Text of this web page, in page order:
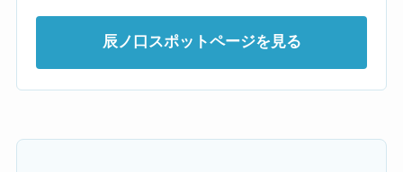
辰ノ口スポットページを見る